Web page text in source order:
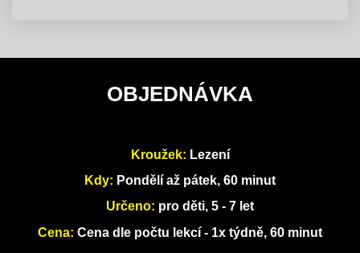
OBJEDNÁVKA
Kroužek: Lezení
Kdy: Pondělí až pátek, 60 minut
Určeno: pro děti, 5 - 7 let
Cena: Cena dle počtu lekcí - 1x týdně, 60 minut